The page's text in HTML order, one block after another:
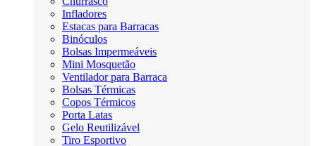
Infladores
Estacas para Barracas
Binóculos
Bolsas Impermeáveis
Mini Mosquetão
Ventilador para Barraca
Bolsas Térmicas
Copos Térmicos
Porta Latas
Gelo Reutilizável
Tiro Esportivo